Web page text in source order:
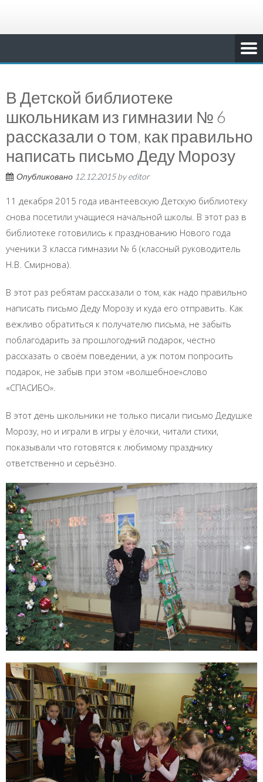
В Детской библиотеке
школьникам из гимназии № 6
рассказали о том, как правильно
написать письмо Деду Морозу
Опубликовано 12.12.2015byeditor
11 декабря 2015 года ивантеевскую Детскую библиотеку
снова посетили учащиеся начальной школы. В этот раз в
библиотеке готовились к празднованию Нового года
ученики 3 класса гимназии № 6 (классный руководитель
Н.В. Смирнова).
В этот раз ребятам рассказали о том, как надо правильно
написать письмо Деду Морозу и куда его отправить. Как
вежливо обратиться к получателю письма, не забыть
поблагодарить за прошлогодний подарок, честно
рассказать о своём поведении, а уж потом попросить
подарок, не забыв при этом «волшебное»слово
«СПАСИБО».
В этот день школьники не только писали письмо Дедушке
Морозу, но и играли в игры у ёлочки, читали стихи,
показывали что готовятся к любимому празднику
ответственно и серьёзно.